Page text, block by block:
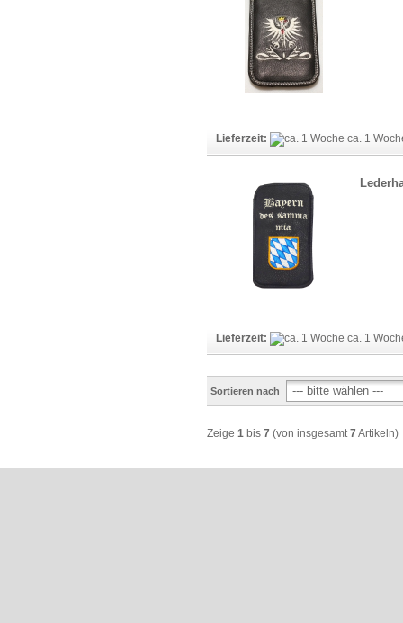
Lieferzeit: ca. 1
Lieferzeit: ca. 1
Sortieren nach
Zeige 1 bis 7 (von insgesamt 7 Artikeln)